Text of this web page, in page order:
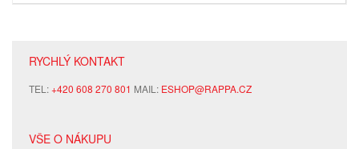
RYCHLÝ KONTAKT
TEL:+420 608 270 801 MAIL: ESHOP@RAPPA.CZ
VŠE O NÁKUPU